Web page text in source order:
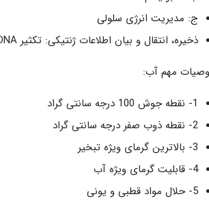
ج: مدیریت انرژی سلولی
ذخیره، انتقال و بیان اطلاعات ژنتیکی: تکثیر DNA و ساخت پروتئین
مهم آب:
1- نقطه جوش 100 درجه سانتی گراد
2- نقطه ذوب صفر درجه سانتی گراد
3- بالاترین گرمای ویژه تبخیر
4- قابلیت گرمای ویژه آب
5- حلال مواد قطبی و یونی